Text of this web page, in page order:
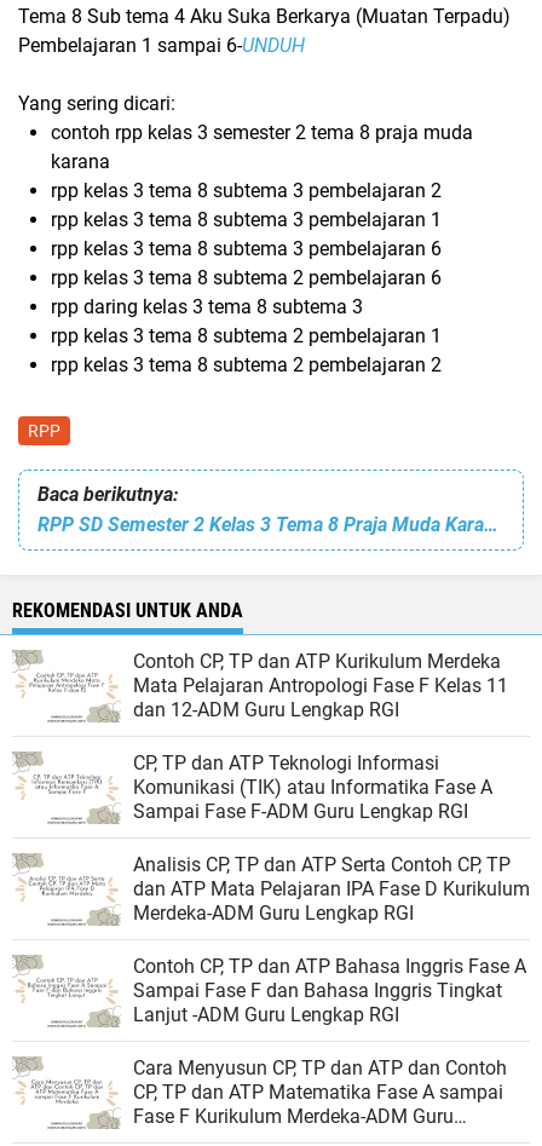
Tema 8 Sub tema 4 Aku Suka Berkarya (Muatan Terpadu)
Pembelajaran 1 sampai 6-UNDUH
Yang sering dicari:
contoh rpp kelas 3 semester 2 tema 8 praja muda
karana
rpp kelas 3 tema 8 subtema 3 pembelajaran 2
rpp kelas 3 tema 8 subtema 3 pembelajaran 1
rpp kelas 3 tema 8 subtema 3 pembelajaran 6
rpp kelas 3 tema 8 subtema 2 pembelajaran 6
rpp daring kelas 3 tema 8 subtema 3
rpp kelas 3 tema 8 subtema 2 pembelajaran 1
rpp kelas 3 tema 8 subtema 2 pembelajaran 2
RPP
Baca berikutnya:
RPP SD Semester 2 Kelas 3 Tema 8 Praja Muda Karana Subtema 4 Aku Suka Berkarya -ADM Guru Lengkap RGI
REKOMENDASI UNTUK ANDA
Contoh CP, TP dan ATP Kurikulum Merdeka
Mata Pelajaran Antropologi Fase F Kelas 11
dan 12-ADM Guru Lengkap RGI
CP, TP dan ATP Teknologi Informasi
Komunikasi (TIK) atau Informatika Fase A
Sampai Fase F-ADM Guru Lengkap RGI
Analisis CP, TP dan ATP Serta Contoh CP, TP
dan ATP Mata Pelajaran IPA Fase D Kurikulum
Merdeka-ADM Guru Lengkap RGI
Contoh CP, TP dan ATP Bahasa Inggris Fase A
Sampai Fase F dan Bahasa Inggris Tingkat
Lanjut -ADM Guru Lengkap RGI
Cara Menyusun CP, TP dan ATP dan Contoh
CP, TP dan ATP Matematika Fase A sampai
Fase F Kurikulum Merdeka-ADM Guru
Lengkap RGI